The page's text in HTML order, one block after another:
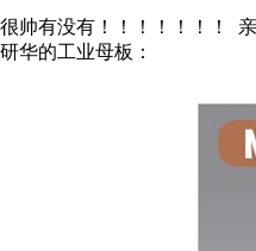
很帅有没有！！！！！！！
研华的工业母板：